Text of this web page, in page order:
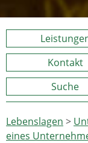
Kontakt
Suche
Lebenslagen >
eines